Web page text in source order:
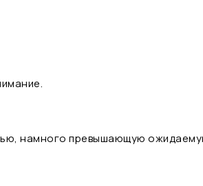
намного превышающую